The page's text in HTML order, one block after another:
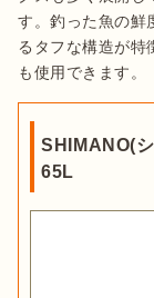
す。釣った魚の鮮
るタフな構造が特
も使用できます。
SHIMANO(
65L